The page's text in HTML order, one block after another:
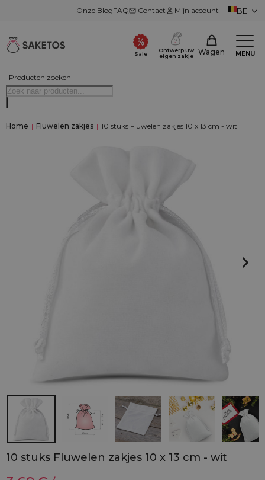
Onze BlogFAQ Contact Mijn account BE
Producten zoeken
Sale
Ontwerp uw
eigen zakje
Wagen MENU
Home | Fluwelen zakjes | 10 stuks Fluwelen zakjes 10 x 13 cm - wit
10 stuks Fluwelen zakjes 10 x 13 cm - wit